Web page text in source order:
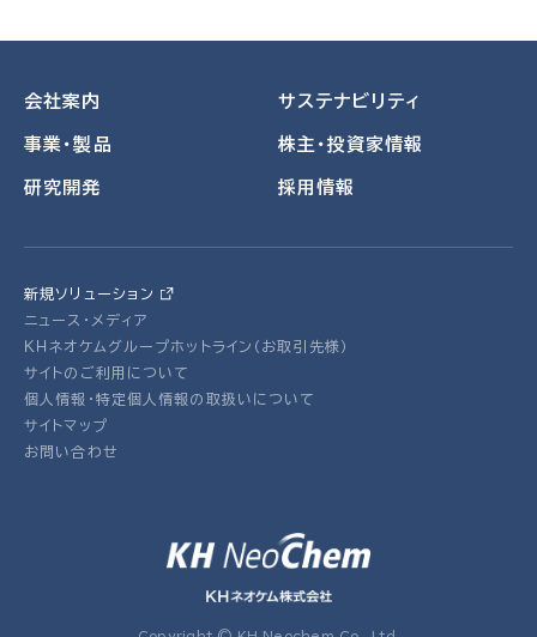
会社案内
事業・製品
研究開発
サステナビリティ
株主・投資家情報
採用情報
新規ソリューション
ニュース・メディア
ＫＨネオケムグループホットライン（お取引先様）
サイトのご利用について
個人情報・特定個人情報の取扱いについて
サイトマップ
お問い合わせ